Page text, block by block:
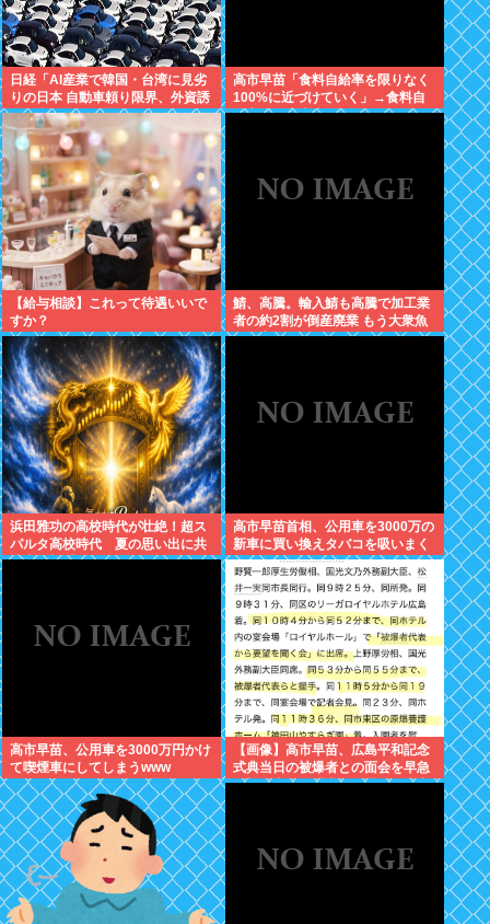
日経「AI産業で韓国・台湾に見劣
りの日本 自動車頼り限界、外資誘
致が必要」どう思う？
高市早苗「食料自給率を限りなく
100%に近づけていく」→食料自
給率が日本史上最低になってしま
【給与相談】これって待遇いいで
すか？
鯖、高騰。輸入鯖も高騰で加工業
者の約2割が倒産廃業 もう大衆魚
から高級魚へ…
浜田雅功の高校時代が壮絶！超ス
パルタ高校時代 夏の思い出に共
演者衝撃「ええ？」
高市早苗首相、公用車を3000万の
新車に買い換えタバコを吸いまく
っていた
高市早苗、公用車を3000万円かけ
て喫煙車にしてしまうwww
【画像】高市早苗、広島平和記念
式典当日の被爆者との面会を早急
に切り上げた理由は午後から東京